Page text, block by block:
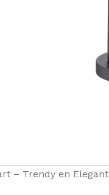
– Trendy en Elegant